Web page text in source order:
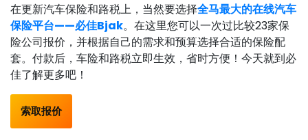
在更新汽车保险和路税上，当然要选择全马最大的在线汽车
保险平台——必佳Bjak。在这里您可以一次过比较23家保
险公司报价，并根据自己的需求和预算选择合适的保险配
套。付款后，车险和路税立即生效，省时方便！今天就到必
佳了解更多吧！
索取报价